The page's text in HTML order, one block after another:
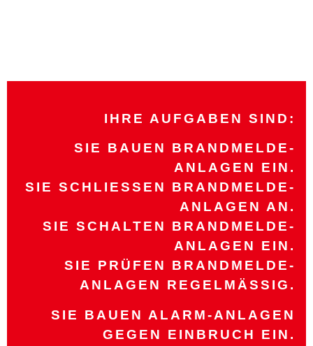
IHRE AUFGABEN SIND:
SIE BAUEN BRANDMELDE-
ANLAGEN EIN.
SIE SCHLIESSEN BRANDMELDE-A
NLAGEN AN.
SIE SCHALTEN BRANDMELDE-
ANLAGEN EIN.
SIE PRÜFEN BRANDMELDE-
ANLAGEN REGELMÄSSIG.
SIE BAUEN ALARM-ANLAGEN
GEGEN EINBRUCH EIN.